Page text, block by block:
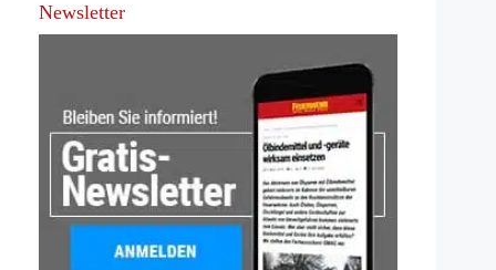
Newsletter